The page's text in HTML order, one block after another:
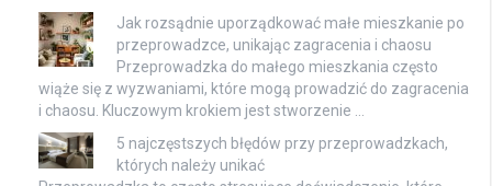
Jak rozsądnie uporządkować małe mieszkanie po
przeprowadzce, unikając zagracenia i chaosu
Przeprowadzka do małego mieszkania często
wiąże się z wyzwaniami, które mogą prowadzić do zagracenia
i chaosu. Kluczowym krokiem jest stworzenie …
5 najczęstszych błędów przy przeprowadzkach,
których należy unikać